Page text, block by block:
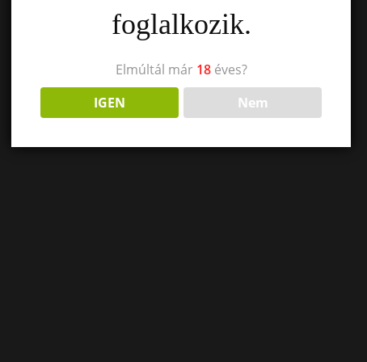
foglalkozik.
Elmúltál már 18éves?
IGEN
Nem